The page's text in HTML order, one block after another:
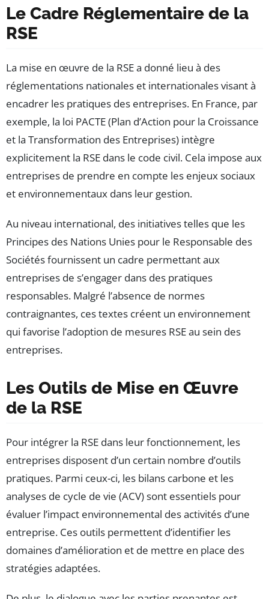
Le Cadre Réglementaire de la
RSE
La mise en œuvre de la RSE a donné lieu à des
réglementations nationales et internationales visant à
encadrer les pratiques des entreprises. En France, par
exemple, la loi PACTE (Plan d’Action pour la Croissance
et la Transformation des Entreprises) intègre
explicitement la RSE dans le code civil. Cela impose aux
entreprises de prendre en compte les enjeux sociaux
et environnementaux dans leur gestion.
Au niveau international, des initiatives telles que les
Principes des Nations Unies pour le Responsable des
Sociétés fournissent un cadre permettant aux
entreprises de s’engager dans des pratiques
responsables. Malgré l’absence de normes
contraignantes, ces textes créent un environnement
qui favorise l’adoption de mesures RSE au sein des
entreprises.
Les Outils de Mise en Œuvre
de la RSE
Pour intégrer la RSE dans leur fonctionnement, les
entreprises disposent d’un certain nombre d’outils
pratiques. Parmi ceux-ci, les bilans carbone et les
analyses de cycle de vie (ACV) sont essentiels pour
évaluer l’impact environnemental des activités d’une
entreprise. Ces outils permettent d’identifier les
domaines d’amélioration et de mettre en place des
stratégies adaptées.